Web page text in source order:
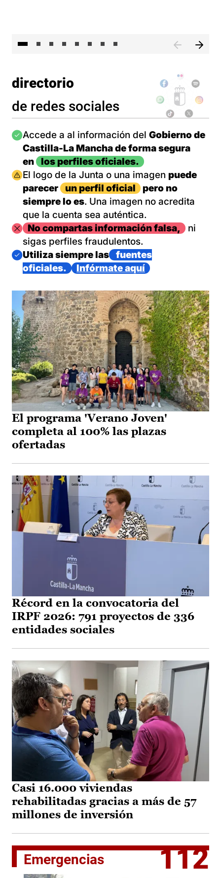
directorio
de redes sociales
Imagen
Accede a al información del Gobierno de
Castilla-La Mancha de forma segura
en
los perfiles oficiales.
Imagen
El logo de la Junta o una imagen puede
parecer
un perfil oficial
pero no
siempre lo es. Una imagen no acredita
que la cuenta sea auténtica.
ImagenNo compartas información falsa,
ni
sigas perfiles fraudulentos.
Imagen
Utiliza siempre las
fuentes
oficiales.
Infórmate aquí
El programa 'Verano Joven'
completa al 100% las plazas
ofertadas
Récord en la convocatoria del
IRPF 2026: 791 proyectos de 336
entidades sociales
Casi 16.000 viviendas
rehabilitadas gracias a más de 57
millones de inversión
Emergencias 112